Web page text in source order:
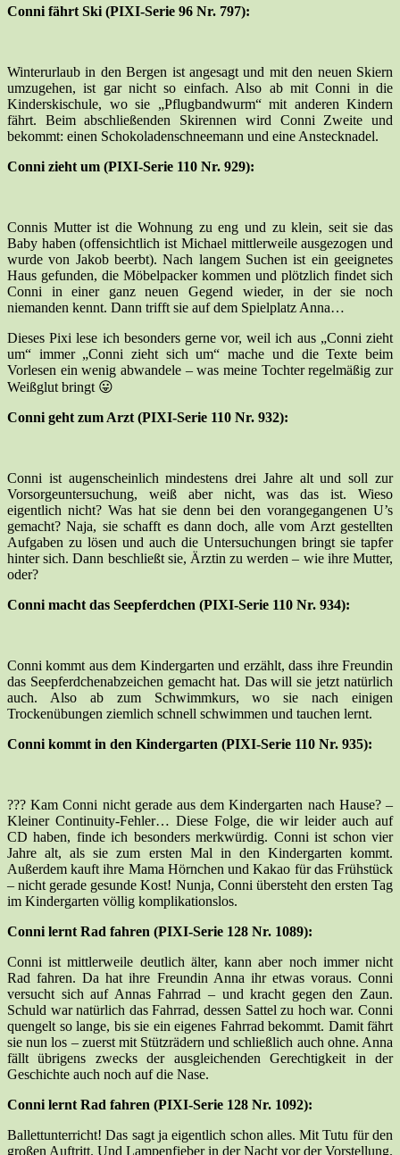
Conni fährt Ski (PIXI-Serie 96 Nr. 797):
Winterurlaub in den Bergen ist angesagt und mit den neuen Skiern
umzugehen, ist gar nicht so einfach. Also ab mit Conni in die
Kinderskischule, wo sie „Pflugbandwurm“ mit anderen Kindern
fährt. Beim abschließenden Skirennen wird Conni Zweite und
bekommt: einen Schokoladenschneemann und eine Anstecknadel.
Conni zieht um (PIXI-Serie 110 Nr. 929):
Connis Mutter ist die Wohnung zu eng und zu klein, seit sie das
Baby haben (offensichtlich ist Michael mittlerweile ausgezogen und
wurde von Jakob beerbt). Nach langem Suchen ist ein geeignetes
Haus gefunden, die Möbelpacker kommen und plötzlich findet sich
Conni in einer ganz neuen Gegend wieder, in der sie noch
niemanden kennt. Dann trifft sie auf dem Spielplatz Anna…
Dieses Pixi lese ich besonders gerne vor, weil ich aus „Conni zieht
um“ immer „Conni zieht sich um“ mache und die Texte beim
Vorlesen ein wenig abwandele – was meine Tochter regelmäßig zur
Weißglut bringt 😛
Conni geht zum Arzt (PIXI-Serie 110 Nr. 932):
Conni ist augenscheinlich mindestens drei Jahre alt und soll zur
Vorsorgeuntersuchung, weiß aber nicht, was das ist. Wieso
eigentlich nicht? Was hat sie denn bei den vorangegangenen U’s
gemacht? Naja, sie schafft es dann doch, alle vom Arzt gestellten
Aufgaben zu lösen und auch die Untersuchungen bringt sie tapfer
hinter sich. Dann beschließt sie, Ärztin zu werden – wie ihre Mutter,
oder?
Conni macht das Seepferdchen (PIXI-Serie 110 Nr. 934):
Conni kommt aus dem Kindergarten und erzählt, dass ihre Freundin
das Seepferdchenabzeichen gemacht hat. Das will sie jetzt natürlich
auch. Also ab zum Schwimmkurs, wo sie nach einigen
Trockenübungen ziemlich schnell schwimmen und tauchen lernt.
Conni kommt in den Kindergarten (PIXI-Serie 110 Nr. 935):
??? Kam Conni nicht gerade aus dem Kindergarten nach Hause? –
Kleiner Continuity-Fehler… Diese Folge, die wir leider auch auf
CD haben, finde ich besonders merkwürdig. Conni ist schon vier
Jahre alt, als sie zum ersten Mal in den Kindergarten kommt.
Außerdem kauft ihre Mama Hörnchen und Kakao für das Frühstück
– nicht gerade gesunde Kost! Nunja, Conni übersteht den ersten Tag
im Kindergarten völlig komplikationslos.
Conni lernt Rad fahren (PIXI-Serie 128 Nr. 1089):
Conni ist mittlerweile deutlich älter, kann aber noch immer nicht
Rad fahren. Da hat ihre Freundin Anna ihr etwas voraus. Conni
versucht sich auf Annas Fahrrad – und kracht gegen den Zaun.
Schuld war natürlich das Fahrrad, dessen Sattel zu hoch war. Conni
quengelt so lange, bis sie ein eigenes Fahrrad bekommt. Damit fährt
sie nun los – zuerst mit Stützrädern und schließlich auch ohne. Anna
fällt übrigens zwecks der ausgleichenden Gerechtigkeit in der
Geschichte auch noch auf die Nase.
Conni lernt Rad fahren (PIXI-Serie 128 Nr. 1092):
Ballettunterricht! Das sagt ja eigentlich schon alles. Mit Tutu für den
großen Auftritt. Und Lampenfieber in der Nacht vor der Vorstellung.